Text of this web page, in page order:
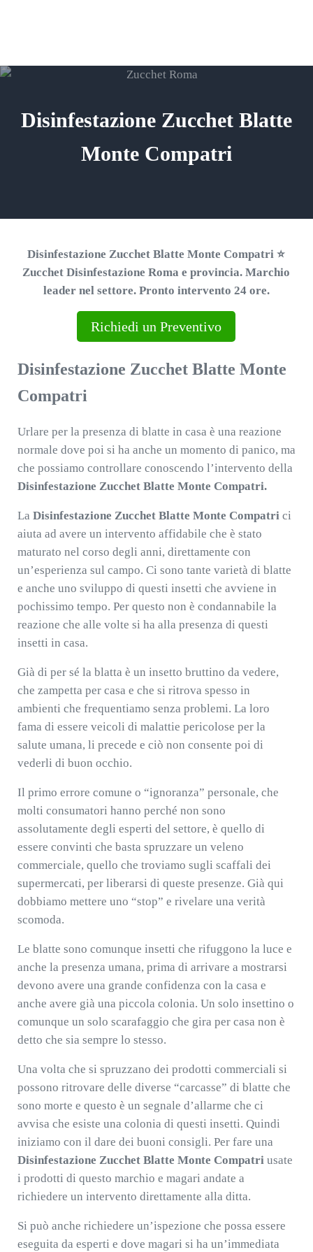
Disinfestazione Zucchet Blatte
Monte Compatri
Disinfestazione Zucchet Blatte Monte Compatri ⭐
Zucchet Disinfestazione Roma e provincia. Marchio
leader nel settore. Pronto intervento 24 ore.
Richiedi un Preventivo
Disinfestazione Zucchet Blatte Monte
Compatri
Urlare per la presenza di blatte in casa è una reazione
normale dove poi si ha anche un momento di panico, ma
che possiamo controllare conoscendo l’intervento della
Disinfestazione Zucchet Blatte Monte Compatri.
La Disinfestazione Zucchet Blatte Monte Compatrici
aiuta ad avere un intervento affidabile che è stato
maturato nel corso degli anni, direttamente con
un’esperienza sul campo. Ci sono tante varietà di blatte
e anche uno sviluppo di questi insetti che avviene in
pochissimo tempo. Per questo non è condannabile la
reazione che alle volte si ha alla presenza di questi
insetti in casa.
Già di per sé la blatta è un insetto bruttino da vedere,
che zampetta per casa e che si ritrova spesso in
ambienti che frequentiamo senza problemi. La loro
fama di essere veicoli di malattie pericolose per la
salute umana, li precede e ciò non consente poi di
vederli di buon occhio.
Il primo errore comune o “ignoranza” personale, che
molti consumatori hanno perché non sono
assolutamente degli esperti del settore, è quello di
essere convinti che basta spruzzare un veleno
commerciale, quello che troviamo sugli scaffali dei
supermercati, per liberarsi di queste presenze. Già qui
dobbiamo mettere uno “stop” e rivelare una verità
scomoda.
Le blatte sono comunque insetti che rifuggono la luce e
anche la presenza umana, prima di arrivare a mostrarsi
devono avere una grande confidenza con la casa e
anche avere già una piccola colonia. Un solo insettino o
comunque un solo scarafaggio che gira per casa non è
detto che sia sempre lo stesso.
Una volta che si spruzzano dei prodotti commerciali si
possono ritrovare delle diverse “carcasse” di blatte che
sono morte e questo è un segnale d’allarme che ci
avvisa che esiste una colonia di questi insetti. Quindi
iniziamo con il dare dei buoni consigli. Per fare una
Disinfestazione Zucchet Blatte Monte Compatriusate
i prodotti di questo marchio e magari andate a
richiedere un intervento direttamente alla ditta.
Si può anche richiedere un’ispezione che possa essere
eseguita da esperti e dove magari si ha un’immediata